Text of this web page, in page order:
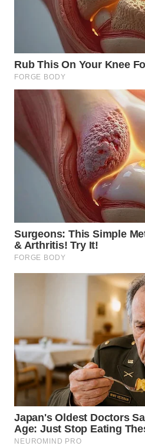
​Principal portal de entrada
da Chapada Diamantina, a
casario colonial do século
cânions e cavernas
local é o turismo de base
condutores locais são os
preservação da rica história
​São José do Barreiro (SP)
​No coração do Vale do
Bocaina, a cidade guarda
Café. O turista encontra ali
preservadas, o início da
(caminho colonial calçado
gastronomia caipira
produtores artesanais.
​Vila Flores (RS)